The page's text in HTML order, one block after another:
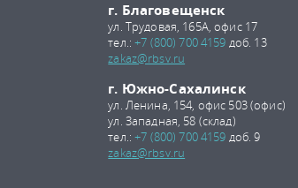
г. Благовещенск
ул. Трудовая, 165А, офис 17
тел.:+7 (800) 700 4159 доб. 13
zakaz@rbsv.ru
г. Южно-Сахалинск
ул. Ленина, 154, офис 503 (офис)
ул. Западная, 58 (склад)
тел.:+7 (800) 700 4159 доб. 9
zakaz@rbsv.ru